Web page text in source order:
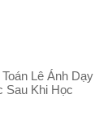
Toán Lê Ánh Dạy
Sau Khi Học